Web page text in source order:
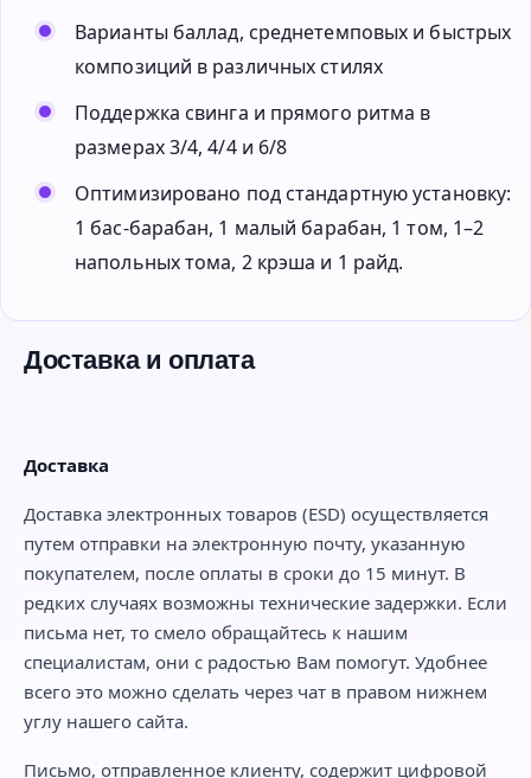
Варианты баллад, среднетемповых и быстрых
композиций в различных стилях
Поддержка свинга и прямого ритма в
размерах 3/4, 4/4 и 6/8
Оптимизировано под стандартную установку:
1 бас-барабан, 1 малый барабан, 1 том, 1–2
напольных тома, 2 крэша и 1 райд.
Доставка и оплата
Доставка
Доставка электронных товаров (ESD) осуществляется
путем отправки на электронную почту, указанную
покупателем, после оплаты в сроки до 15 минут. В
редких случаях возможны технические задержки. Если
письма нет, то смело обращайтесь к нашим
специалистам, они с радостью Вам помогут. Удобнее
всего это можно сделать через чат в правом нижнем
углу нашего сайта.
Письмо, отправленное клиенту, содержит цифровой